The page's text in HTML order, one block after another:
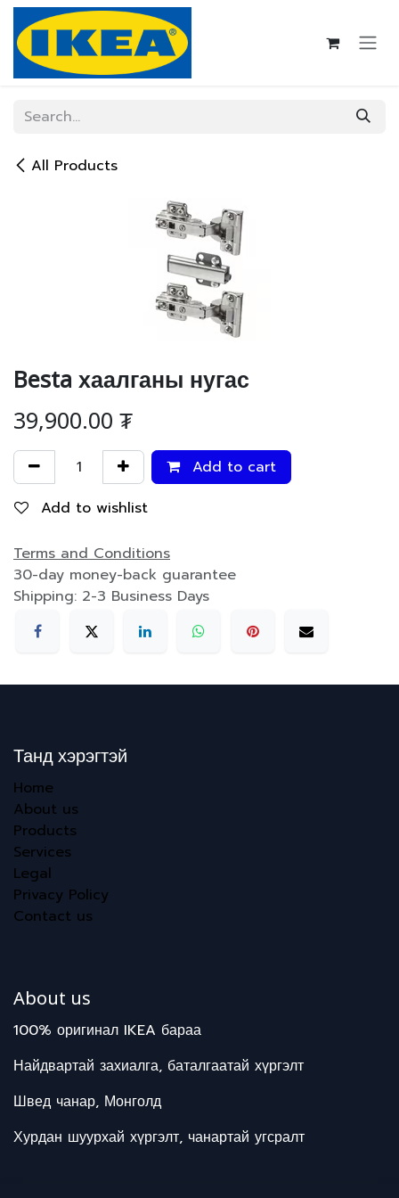
Skip to Content
All Products
Besta хаалганы нугас
39,900.00₮
Add to cart
Add to wishlist
Terms and Conditions
30-day money-back guarantee
Shipping: 2-3 Business Days
Танд хэрэгтэй
Home
About us
Products
Services
Legal
Privacy Policy
Contact us
About us
100% оригинал IKEA бараа
Найдвартай захиалга, баталгаатай хүргэлт
Швед чанар, Монголд
Хурдан шуурхай хүргэлт, чанартай угсралт